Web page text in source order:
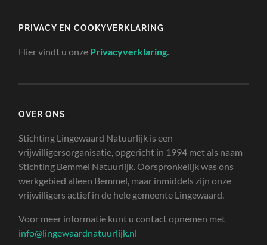
PRIVACY EN COOKYVERKLARING
Hier vindt u onze Privacyverklaring.
OVER ONS
Stichting Lingewaard Natuurlijk is een
vrijwilligersorganisatie, opgericht in 1994 met als naam
Stichting Bemmel Natuurlijk. Oorspronkelijk was ons
werkgebied alleen Bemmel, maar inmiddels zijn onze
vrijwilligers actief in de hele gemeente Lingewaard.
Voor meer informatie kunt u contact opnemen met
info@lingewaardnatuurlijk.nl